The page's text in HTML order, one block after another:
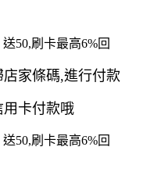
家條碼,進行付款
用卡付款哦